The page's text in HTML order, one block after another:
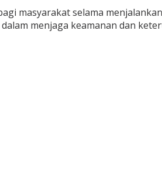
masyarakat selama
menjaga keamanan dan